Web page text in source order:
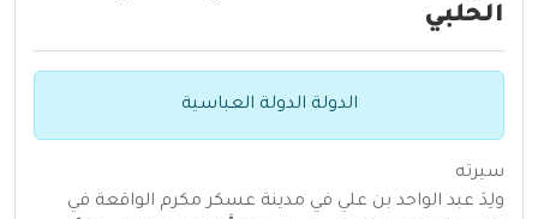
الحلبي
الدولة الدولة العباسية
سيرته
ولِدَ عبد الواحد بن علي في مدينة عسكر مكرم الواقعة في